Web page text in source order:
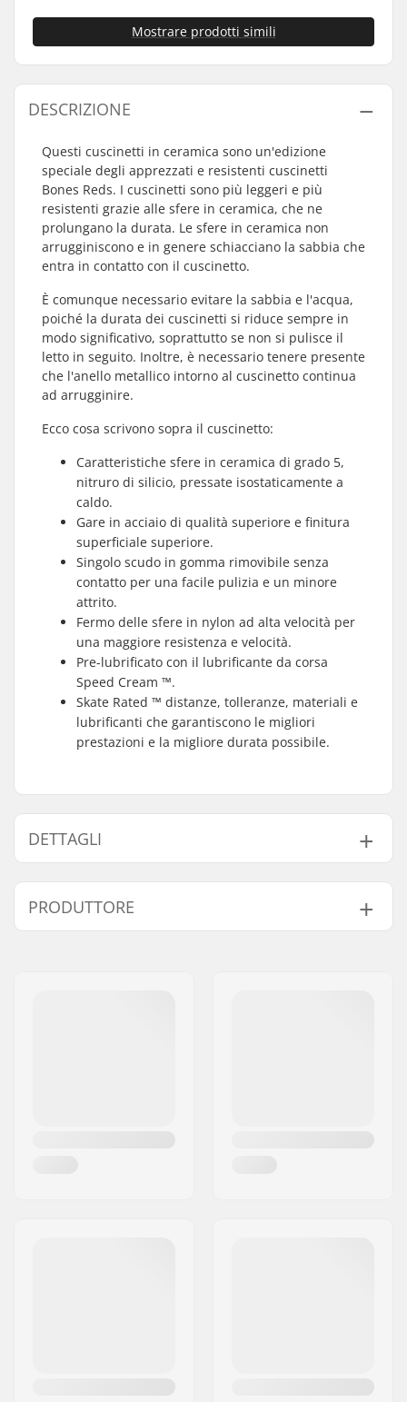
Mostrare prodotti simili
DESCRIZIONE
Questi cuscinetti in ceramica sono un'edizione
speciale degli apprezzati e resistenti cuscinetti
Bones Reds. I cuscinetti sono più leggeri e più
resistenti grazie alle sfere in ceramica, che ne
prolungano la durata. Le sfere in ceramica non
arrugginiscono e in genere schiacciano la sabbia che
entra in contatto con il cuscinetto.
È comunque necessario evitare la sabbia e l'acqua,
poiché la durata dei cuscinetti si riduce sempre in
modo significativo, soprattutto se non si pulisce il
letto in seguito. Inoltre, è necessario tenere presente
che l'anello metallico intorno al cuscinetto continua
ad arrugginire.
Ecco cosa scrivono sopra il cuscinetto:
Caratteristiche sfere in ceramica di grado 5,
nitruro di silicio, pressate isostaticamente a
caldo.
Gare in acciaio di qualità superiore e finitura
superficiale superiore.
Singolo scudo in gomma rimovibile senza
contatto per una facile pulizia e un minore
attrito.
Fermo delle sfere in nylon ad alta velocità per
una maggiore resistenza e velocità.
Pre-lubrificato con il lubrificante da corsa
Speed Cream ™.
Skate Rated ™ distanze, tolleranze, materiali e
lubrificanti che garantiscono le migliori
prestazioni e la migliore durata possibile.
DETTAGLI
Precisione dei
cuscinetti:
Ceramica
Tipo di cuscinetto:
Semi-sigillato
PRODUTTORE